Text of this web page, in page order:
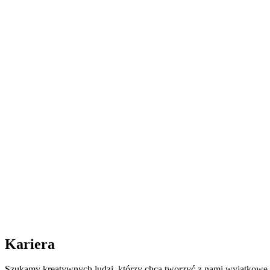
Kariera